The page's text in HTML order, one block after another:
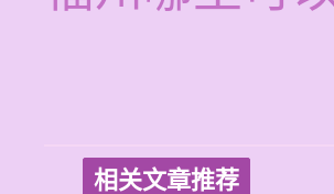
相关文章推荐